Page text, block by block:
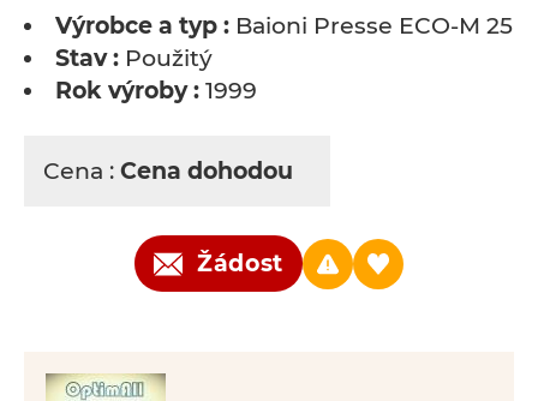
Výrobce a typ : Baioni Presse ECO-M 25
Stav : Použitý
Rok výroby : 1999
Cena : Cena dohodou
Žádost